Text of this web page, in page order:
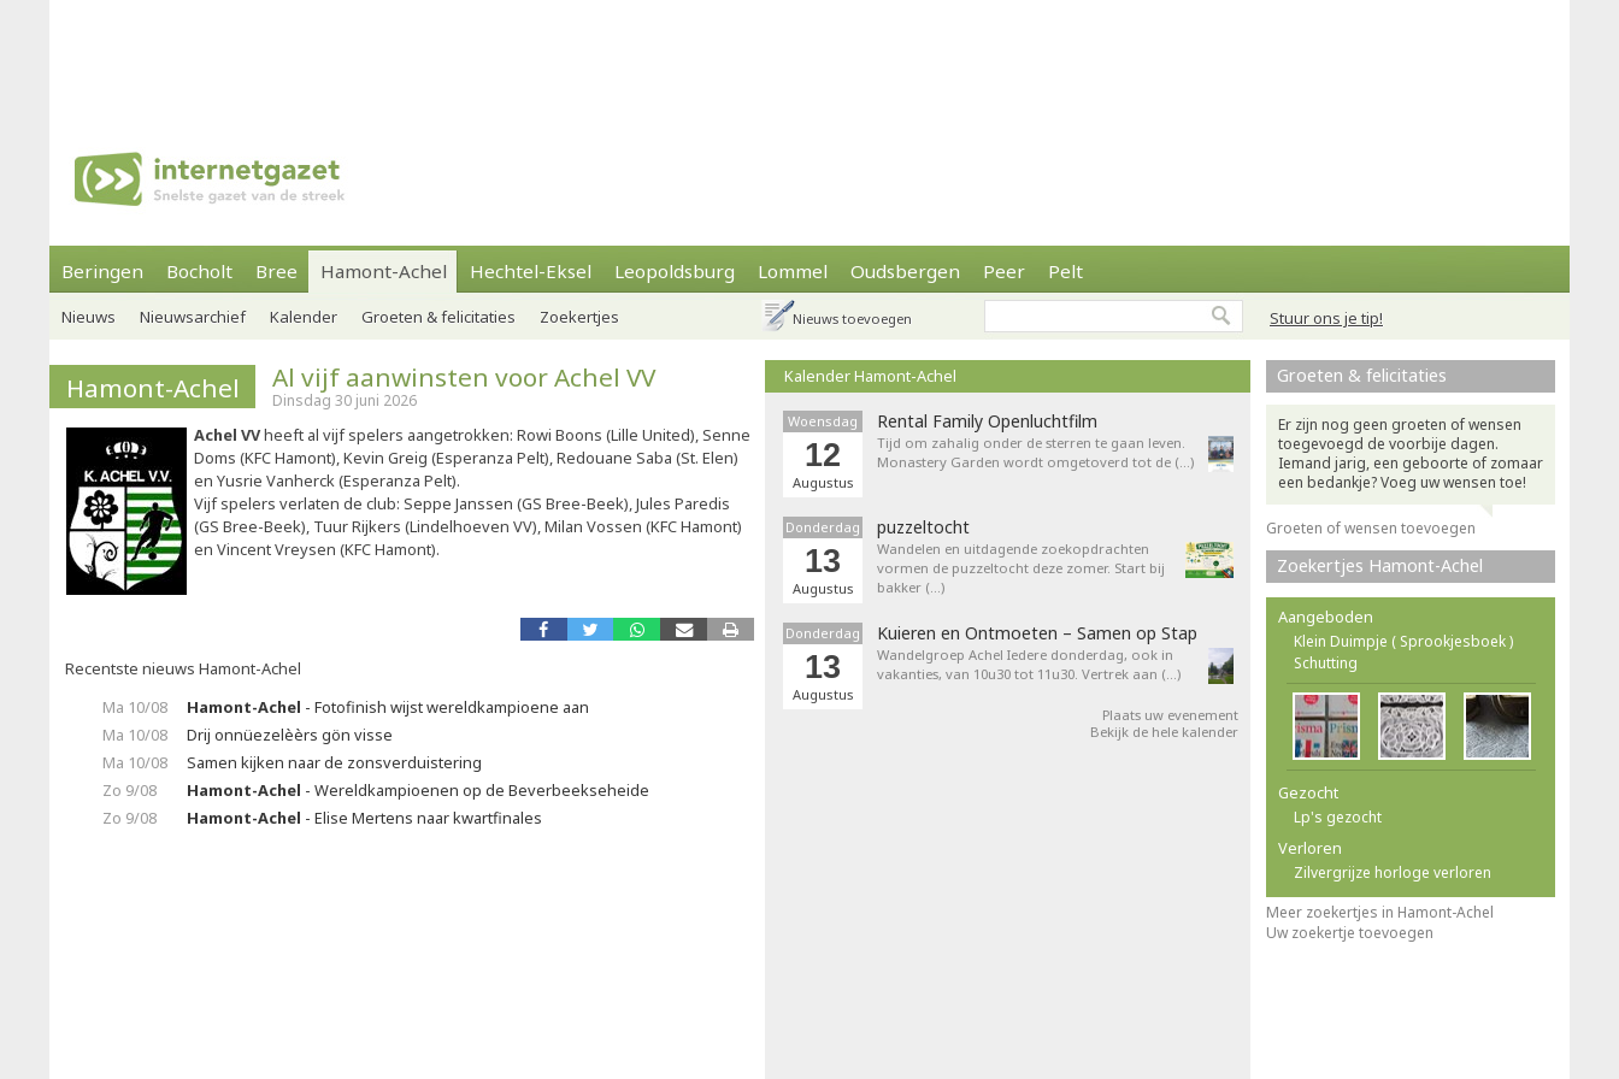
Beringen Bocholt Bree Hamont-Achel Hechtel-Eksel Leopoldsburg Lommel Oudsbergen Peer Pelt
Stuur ons je tip!
Nieuws Nieuwsarchief Kalender Groeten & felicitaties Zoekertjes Nieuws toevoegen
Hamont-Achel Al vijf aanwinsten voor Achel VV
Dinsdag 30 juni 2026
Achel VVheeft al vijf spelers aangetrokken: Rowi Boons (Lille United), Senne
Doms (KFC Hamont), Kevin Greig (Esperanza Pelt), Redouane Saba (St. Elen)
en Yusrie Vanherck (Esperanza Pelt).
Vijf spelers verlaten de club: Seppe Janssen (GS Bree-Beek), Jules Paredis
(GS Bree-Beek), Tuur Rijkers (Lindelhoeven VV), Milan Vossen (KFC Hamont)
en Vincent Vreysen (KFC Hamont).
Recentste nieuws Hamont-Achel
Ma 10/08
Hamont-Achel - Fotofinish wijst wereldkampioene aan
Ma 10/08
Drij onnüezelèèrs gön visse
Ma 10/08
Samen kijken naar de zonsverduistering
Zo 9/08
Hamont-Achel - Wereldkampioenen op de Beverbeekseheide
Zo 9/08
Hamont-Achel - Elise Mertens naar kwartfinales
Kalender Hamont-Achel
Woensdag
12
Augustus
Rental Family Openluchtfilm
Tijd om zahalig onder de sterren te gaan leven.
Monastery Garden wordt omgetoverd tot de (…)
Donderdag
13
Augustus
puzzeltocht
Wandelen en uitdagende zoekopdrachten
vormen de puzzeltocht deze zomer. Start bij
bakker (…)
Donderdag
13
Augustus
Kuieren en Ontmoeten – Samen op Stap
Wandelgroep Achel Iedere donderdag, ook in
vakanties, van 10u30 tot 11u30. Vertrek aan (…)
Plaats uw evenement
Bekijk de hele kalender
Groeten & felicitaties
Er zijn nog geen groeten of wensen
toegevoegd de voorbije dagen.
Iemand jarig, een geboorte of zomaar
een bedankje? Voeg uw wensen toe!
Groeten of wensen toevoegen
Zoekertjes Hamont-Achel
Aangeboden
Klein Duimpje ( Sprookjesboek )
Schutting
Gezocht
Lp's gezocht
Verloren
Zilvergrijze horloge verloren
Meer zoekertjes in Hamont-Achel
Uw zoekertje toevoegen